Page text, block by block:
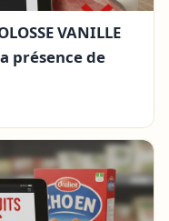
VANILLE
présence de